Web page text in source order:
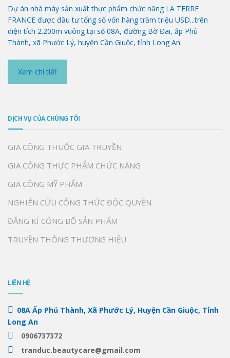
Dự án nhà máy sản xuất thực phẩm chức năng LA TERRE
FRANCE được đầu tư tổng số vốn hàng trăm triệu USD...trên
diện tích 2.200m vuông tại số 08A, đường Bờ Đai, ấp Phù
Thành, xã Phước Lý, huyện Cần Giuộc, tỉnh Long An.
Xem chi tiết
DỊCH VỤ CỦA CHÚNG TÔI
GIA CÔNG THUỐC GIA TRUYỀN
GIA CÔNG THỰC PHẨM CHỨC NĂNG
GIA CÔNG MỸ PHẨM
NGHIÊN CỨU CÔNG THỨC ĐỘC QUYỀN
ĐĂNG KÍ CÔNG BỐ SẢN PHẨM
TRUYỀN THÔNG THƯƠNG HIỆU
LIÊN HỆ
08A Ấp Phú Thành, Xã Phước Lý, Huyện Cần Giuộc, Tỉnh
Long An
0906737372
tranduc.beautycare@gmail.com